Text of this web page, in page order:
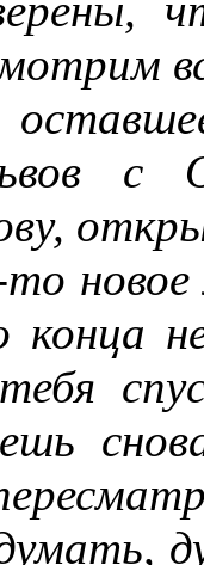
с
то
конца